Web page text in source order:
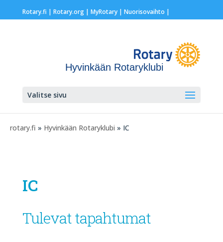
Rotary.fi | Rotary.org| MyRotary | Nuorisovaihto |
Hyvinkään Rotaryklubi
Valitse sivu
rotary.fi » Hyvinkään Rotaryklubi » IC
IC
Tulevat tapahtumat